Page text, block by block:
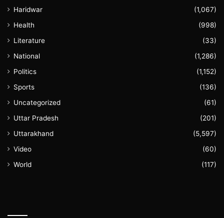
Haridwar
(1,067)
Health
(998)
Literature
(33)
National
(1,286)
Politics
(1,152)
Sports
(136)
Uncategorized
(61)
Uttar Pradesh
(201)
Uttarakhand
(5,597)
Video
(60)
World
(117)